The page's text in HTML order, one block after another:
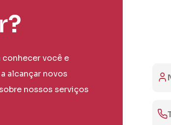
conhecer você e
alcançar novos
nossos serviços